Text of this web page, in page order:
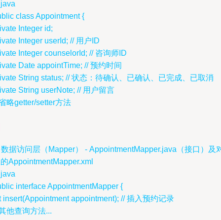
java
class Appointment {
Integer id;
Integer userId; // 用户ID
Integer counselorId; // 咨询师ID
Date appointTime; // 预约时间
String status; // 状态：待确认、已确认、已完成、已取消
String userNote; // 用户留言
略getter/setter方法
据访问层（Mapper） - AppointmentMapper.java（接口）及
AppointmentMapper.xml
java
interface AppointmentMapper {
insert(Appointment appointment); // 插入预约记录
他查询方法...